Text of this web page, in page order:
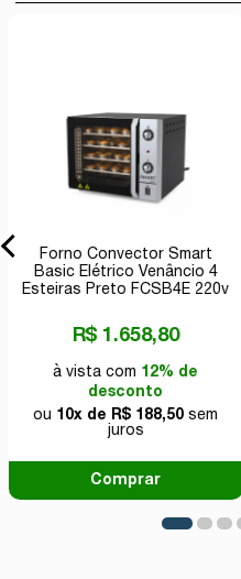
Forno Convector Smart
Basic Elétrico Venâncio 4
Esteiras Preto FCSB4E 220v
R$ 1.658,80
à vista com 12% de
desconto
ou 10x de R$ 188,50 sem
juros
Comprar